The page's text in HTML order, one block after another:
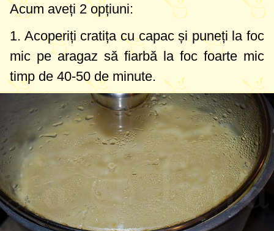
Acum aveți 2 opțiuni:
1. Acoperiți cratița cu capac și puneți la foc
mic pe aragaz să fiarbă la foc foarte mic
timp de 40-50 de minute.